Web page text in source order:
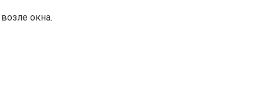
окна.